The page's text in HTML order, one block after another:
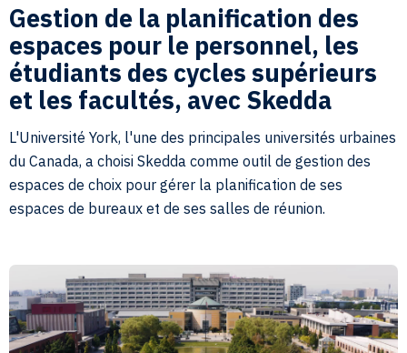
Gestion de la planification des
espaces pour le personnel, les
étudiants des cycles supérieurs
et les facultés, avec Skedda
L'Université York, l'une des principales universités urbaines
du Canada, a choisi Skedda comme outil de gestion des
espaces de choix pour gérer la planification de ses
espaces de bureaux et de ses salles de réunion.